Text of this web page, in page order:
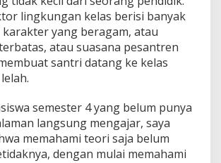
lingkungan kelas berisi banyak
yang beragam, atau
atau suasana pesantren
santri datang ke kelas
semester 4 yang belum punya
langsung mengajar, saya
memahami teori saja belum
dengan mulai memahami